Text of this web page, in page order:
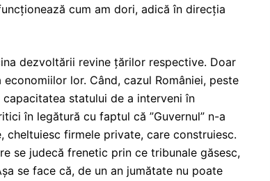
cum am dori, adică în direcția
dezvoltării revine țărilor respective. Doar
lor. Când, cazul României, peste
statului de a interveni în
în legătură cu faptul că ”Guvernul” n-a
firmele private, care construiesc.
se judecă frenetic prin ce tribunale găsesc,
se face că, de un an jumătate nu poate